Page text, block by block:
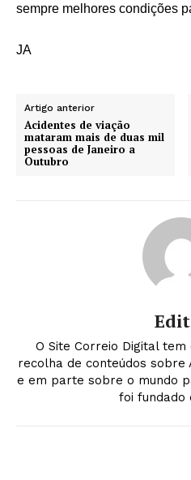
sempre melhores condições
JA
Artigo anterior
Acidentes de viação
mataram mais de duas mil
pessoas de Janeiro a
Outubro
O Site Correio Digital
recolha de conteúdos sobre
e em parte sobre o mundo
foi fundado